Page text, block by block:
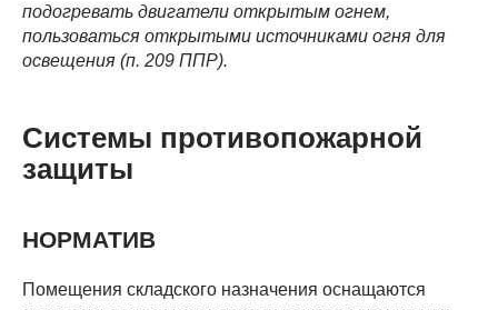
подогревать двигатели открытым огнем,
пользоваться открытыми источниками огня для
освещения (п. 209 ППР).
Системы противопожарной
защиты
НОРМАТИВ
Помещения складского назначения оснащаются